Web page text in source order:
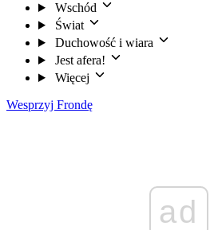
Wschód
Świat
Duchowość i wiara
Jest afera!
Więcej
Wesprzyj Frondę
ad